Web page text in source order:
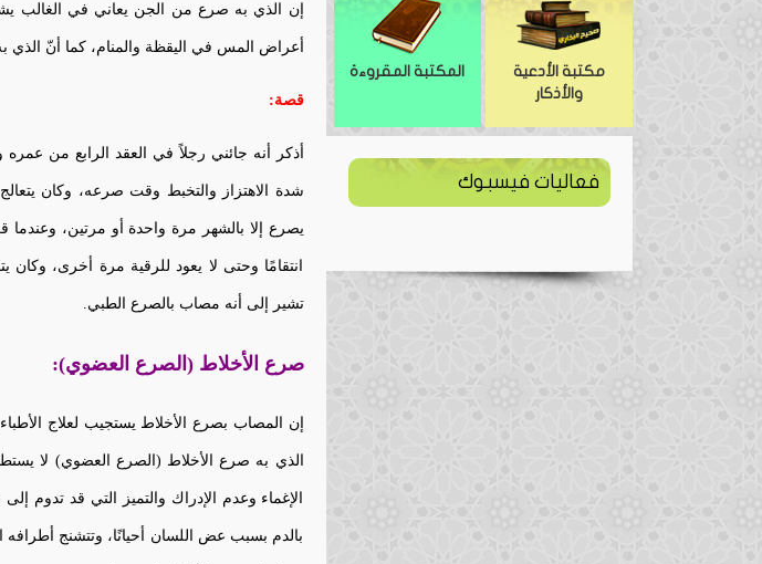
إن الذي به صرع من الجن يعاني في الغالب
أعراض المس في اليقظة والمنام، كما أنّ الذي
قصة:
أذكر أنه جائني رجلاً في العقد الرابع من
شدة الاهتزاز والتخبط وقت صرعه، وكان
يصرع إلا بالشهر مرة واحدة أو مرتين،
انتقامًا وحتى لا يعود للرقية مرة أخرى،
تشير إلى أنه مصاب بالصرع الطبي.
صرع الأخلاط (الصرع العضوي):
إن المصاب بصرع الأخلاط يستجيب لعلاج
الذي به صرع الأخلاط (الصرع العضوي) لا
الإغماء وعدم الإدراك والتميز التي قد
بالدم بسبب عض اللسان أحيانًا، وتتشنج أطرافه
مكتبة الأدعية
والأذكار
المكتبة المقروءة
فعاليات فيسبوك